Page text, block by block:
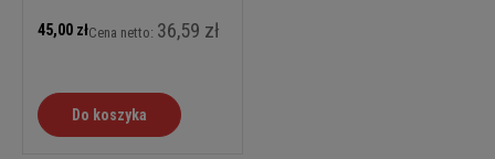
45,00 złCena netto: 36,59 zł
Do koszyka